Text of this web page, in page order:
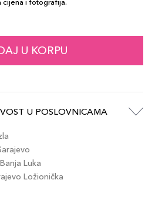
U KORPU
U POSLOVNICAMA
Luka
Ložionička